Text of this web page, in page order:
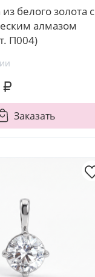
белого золота с
алмазом
П004)
Заказать